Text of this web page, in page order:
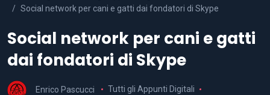
Social network per cani e gatti dai fondatori di Skype
Social network per cani e gatti
dai fondatori di Skype
Enrico Pascucci
Tutti gli Appunti Digitali